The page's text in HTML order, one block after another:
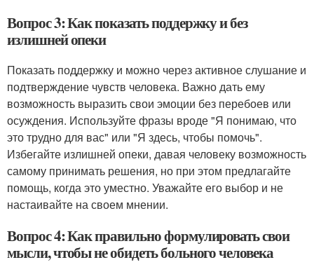
Вопрос 3: Как показать поддержку и без
излишней опеки
Показать поддержку и можно через активное слушание и
подтверждение чувств человека. Важно дать ему
возможность выразить свои эмоции без перебоев или
осуждения. Используйте фразы вроде "Я понимаю, что
это трудно для вас" или "Я здесь, чтобы помочь".
Избегайте излишней опеки, давая человеку возможность
самому принимать решения, но при этом предлагайте
помощь, когда это уместно. Уважайте его выбор и не
настаивайте на своем мнении.
Вопрос 4: Как правильно формулировать свои
мысли, чтобы не обидеть больного человека